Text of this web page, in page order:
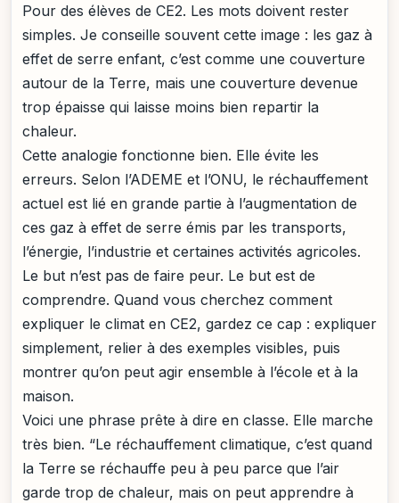
Pour des élèves de CE2. Les mots doivent rester
simples. Je conseille souvent cette image : les gaz à
effet de serre enfant, c’est comme une couverture
autour de la Terre, mais une couverture devenue
trop épaisse qui laisse moins bien repartir la
chaleur.
Cette analogie fonctionne bien. Elle évite les
erreurs. Selon l’ADEME et l’ONU, le réchauffement
actuel est lié en grande partie à l’augmentation de
ces gaz à effet de serre émis par les transports,
l’énergie, l’industrie et certaines activités agricoles.
Le but n’est pas de faire peur. Le but est de
comprendre. Quand vous cherchez comment
expliquer le climat en CE2, gardez ce cap : expliquer
simplement, relier à des exemples visibles, puis
montrer qu’on peut agir ensemble à l’école et à la
maison.
Voici une phrase prête à dire en classe. Elle marche
très bien. “Le réchauffement climatique, c’est quand
la Terre se réchauffe peu à peu parce que l’air
garde trop de chaleur, mais on peut apprendre à